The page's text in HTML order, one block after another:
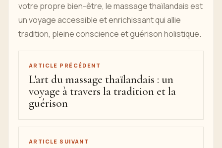
votre propre bien-être, le massage thaïlandais est
un voyage accessible et enrichissant qui allie
tradition, pleine conscience et guérison holistique.
ARTICLE PRÉCÉDENT
L'art du massage thaïlandais : un
voyage à travers la tradition et la
guérison
ARTICLE SUIVANT